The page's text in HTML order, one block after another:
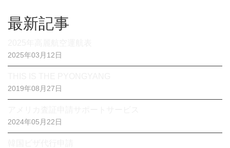
最新記事
2025年03月12日
2019年08月27日
2024年05月22日